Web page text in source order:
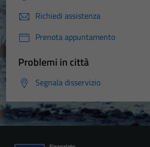
Richiedi assistenza
Prenota appuntamento
Problemi in città
Segnala disservizio